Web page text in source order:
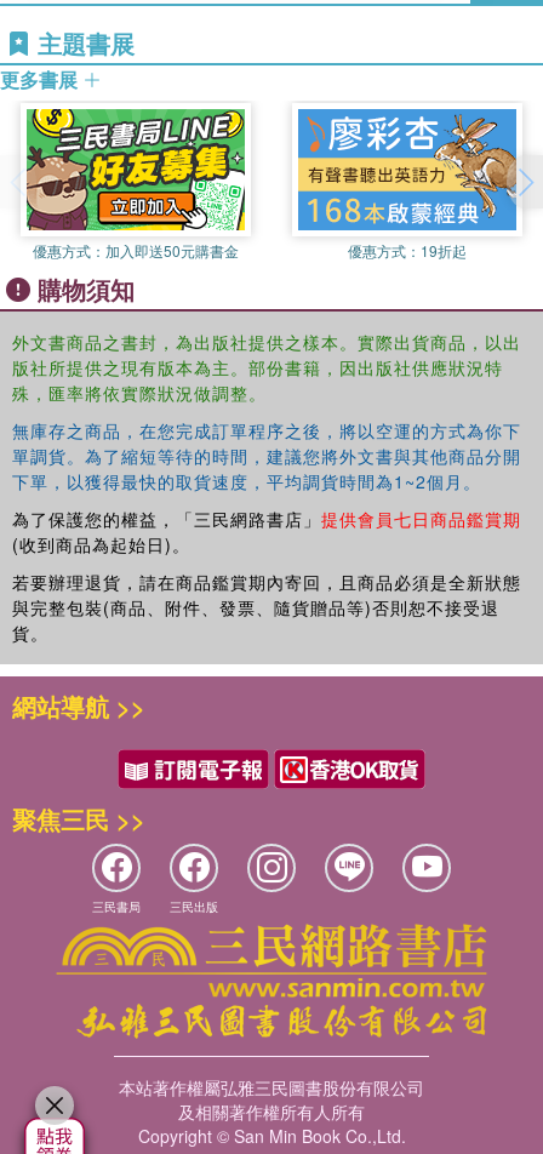
主題書展
更多書展
優惠方式： 加入即送50元購書金 優惠方式： 19折起
購物須知
外文書商品之書封，為出版社提供之樣本。實際出貨商品，以出
版社所提供之現有版本為主。部份書籍，因出版社供應狀況特
殊，匯率將依實際狀況做調整。
無庫存之商品，在您完成訂單程序之後，將以空運的方式為你下
單調貨。為了縮短等待的時間，建議您將外文書與其他商品分開
下單，以獲得最快的取貨速度，平均調貨時間為1~2個月。
為了保護您的權益，「三民網路書店」 提供會員七日商品鑑賞期
(收到商品為起始日)。
若要辦理退貨，請在商品鑑賞期內寄回，且商品必須是全新狀態
與完整包裝(商品、附件、發票、隨貨贈品等)否則恕不接受退
貨。
網站導航 >>
聚焦三民 >>
三民書局 三民出版
本站著作權屬弘雅三民圖書股份有限公司
及相關著作權所有人所有
Copyright © San Min Book Co.,Ltd.